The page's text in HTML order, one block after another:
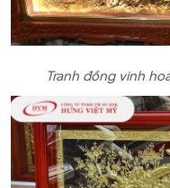
Tranh đồng vinh